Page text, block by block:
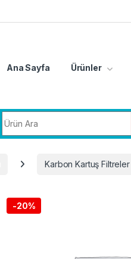
Ana Sayfa Ürünler
Karbon Kartuş Filtreler
-20%